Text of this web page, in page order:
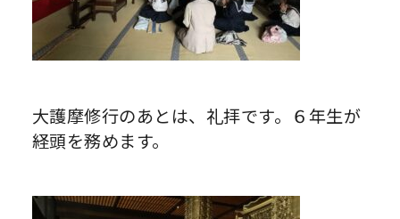
大護摩修行のあとは、礼拝です。６年生が
経頭を務めます。